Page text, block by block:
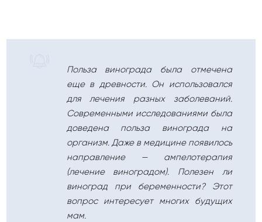
Польза винограда была отмечена
еще в древности. Он использовался
для лечения разных заболеваний.
Современными исследованиями была
доведена польза винограда на
организм. Даже в медицине появилось
направление — ампелотерапия
(лечение виноградом). Полезен ли
виноград при беременности? Этот
вопрос интересует многих будущих
мам.